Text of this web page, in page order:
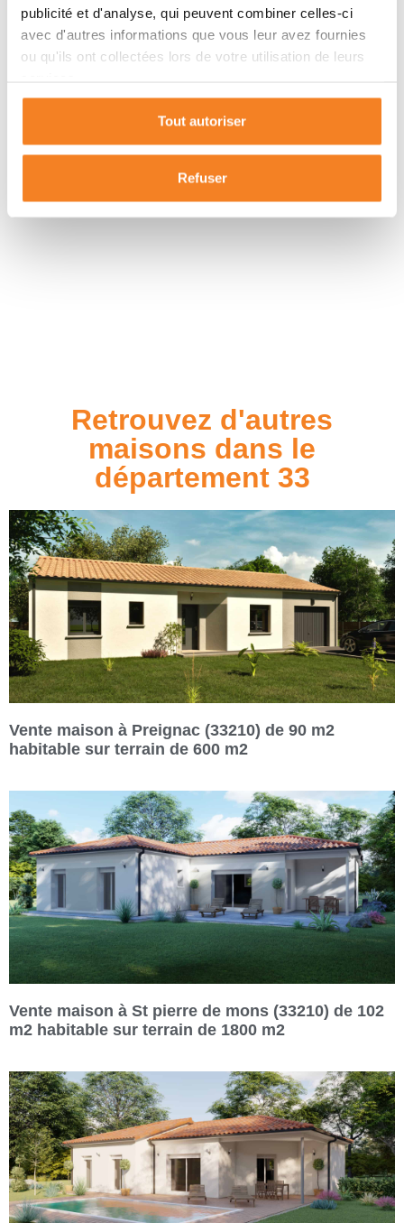
publicité et d'analyse, qui peuvent combiner celles-ci
avec d'autres informations que vous leur avez fournies
ou qu'ils ont collectées lors de votre utilisation de leurs
Tout autoriser
Refuser
Retrouvez d'autres
maisons dans le
département 33
Vente maison à Preignac (33210) de 90 m2
habitable sur terrain de 600 m2
Vente maison à St pierre de mons (33210) de 102
m2 habitable sur terrain de 1800 m2